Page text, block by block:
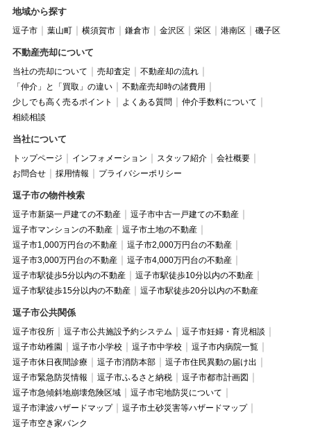
地域から探す
逗子市 葉山町 横須賀市 鎌倉市 金沢区 栄区 港南区 磯子区
不動産売却について
当社の売却について 売却査定
不動産却の流れ
「仲介」と「買取」の違い
不動産売却時の諸費用
少しでも高く売るポイント
よくある質問
仲介手数料について
相続相談
当社について
トップページ インフォメーション スタッフ紹介
会社概要
お問合せ
採用情報 プライバシーポリシー
逗子市の物件検索
逗子市新築一戸建ての不動産
逗子市中古一戸建ての不動産
逗子市マンションの不動産
逗子市土地の不動産
逗子市1,000万円台の不動産
逗子市2,000万円台の不動産
逗子市3,000万円台の不動産
逗子市4,000万円台の不動産
逗子市駅徒歩5分以内の不動産
逗子市駅徒歩10分以内の不動産
逗子市駅徒歩15分以内の不動産
逗子市駅徒歩20分以内の不動産
逗子市公共関係
逗子市役所 逗子市公共施設予約システム
逗子市妊婦・育児相談
逗子市幼稚園
逗子市小学校 逗子市中学校
逗子市内病院一覧
逗子市休日夜間診療
逗子市消防本部
逗子市住民異動の届け出
逗子市緊急防災情報
逗子市ふるさと納税
逗子市都市計画図
逗子市急傾斜地崩壊危険区域
逗子市宅地防災について
逗子市津波ハザードマップ
逗子市土砂災害等ハザードマップ
逗子市空き家バンク